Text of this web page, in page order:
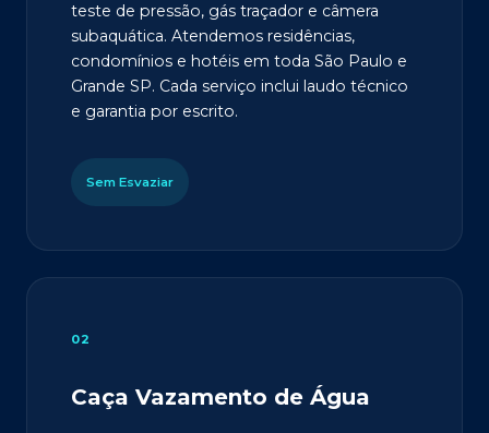
teste de pressão, gás traçador e câmera
subaquática. Atendemos residências,
condomínios e hotéis em toda São Paulo e
Grande SP. Cada serviço inclui laudo técnico
e garantia por escrito.
Sem Esvaziar
02
Caça Vazamento de Água